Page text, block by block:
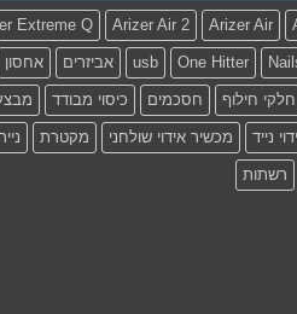
Arizer Air
Arizer Air 2
Extreme Q
One Hitter
usb אביזרים אחסון
חלקי חילוף חסכמים כיסוי מבודד
נייד מכשיר אידוי שולחני מקטרת
רשתות